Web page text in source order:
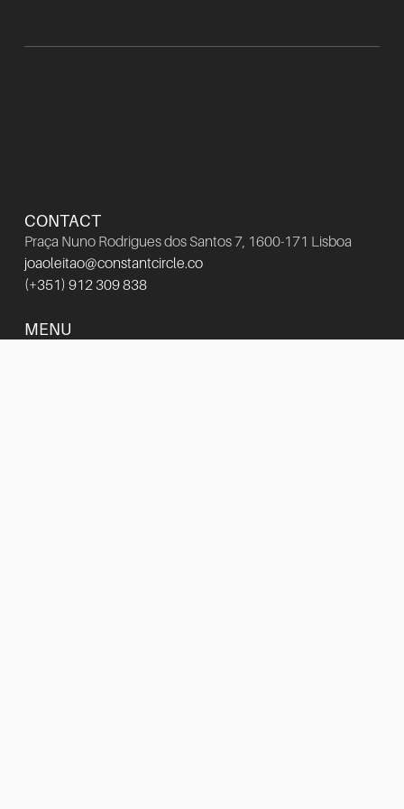
CONTACT
Praça Nuno Rodrigues dos Santos 7, 1600-171 Lisboa
joaoleitao@constantcircle.co
(+351) 912 309 838
MENU